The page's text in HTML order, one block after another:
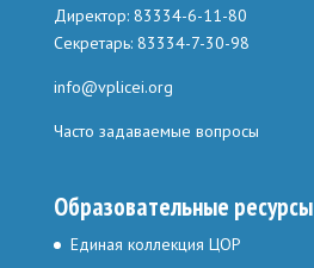
Директор: 83334-6-11-80
Секретарь: 83334-7-30-98
info@vplicei.org
Часто задаваемые вопросы
Образовательные ресурсы
Единая коллекция ЦОР